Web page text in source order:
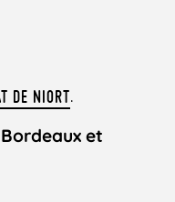
DE NIORT.
et